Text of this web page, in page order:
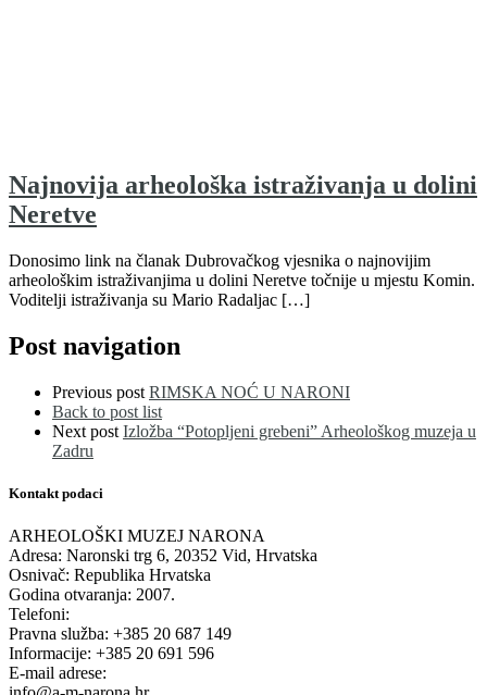
Najnovija arheološka istraživanja u dolini
Neretve
Donosimo link na članak Dubrovačkog vjesnika o najnovijim
arheološkim istraživanjima u dolini Neretve točnije u mjestu Komin.
Voditelji istraživanja su Mario Radaljac […]
Post navigation
Previous post RIMSKA NOĆ U NARONI
Back to post list
Next post Izložba “Potopljeni grebeni” Arheološkog muzeja u
Zadru
Kontakt podaci
ARHEOLOŠKI MUZEJ NARONA
Adresa: Naronski trg 6, 20352 Vid, Hrvatska
Osnivač: Republika Hrvatska
Godina otvaranja: 2007.
Telefoni:
Pravna služba: +385 20 687 149
Informacije: +385 20 691 596
E-mail adrese: